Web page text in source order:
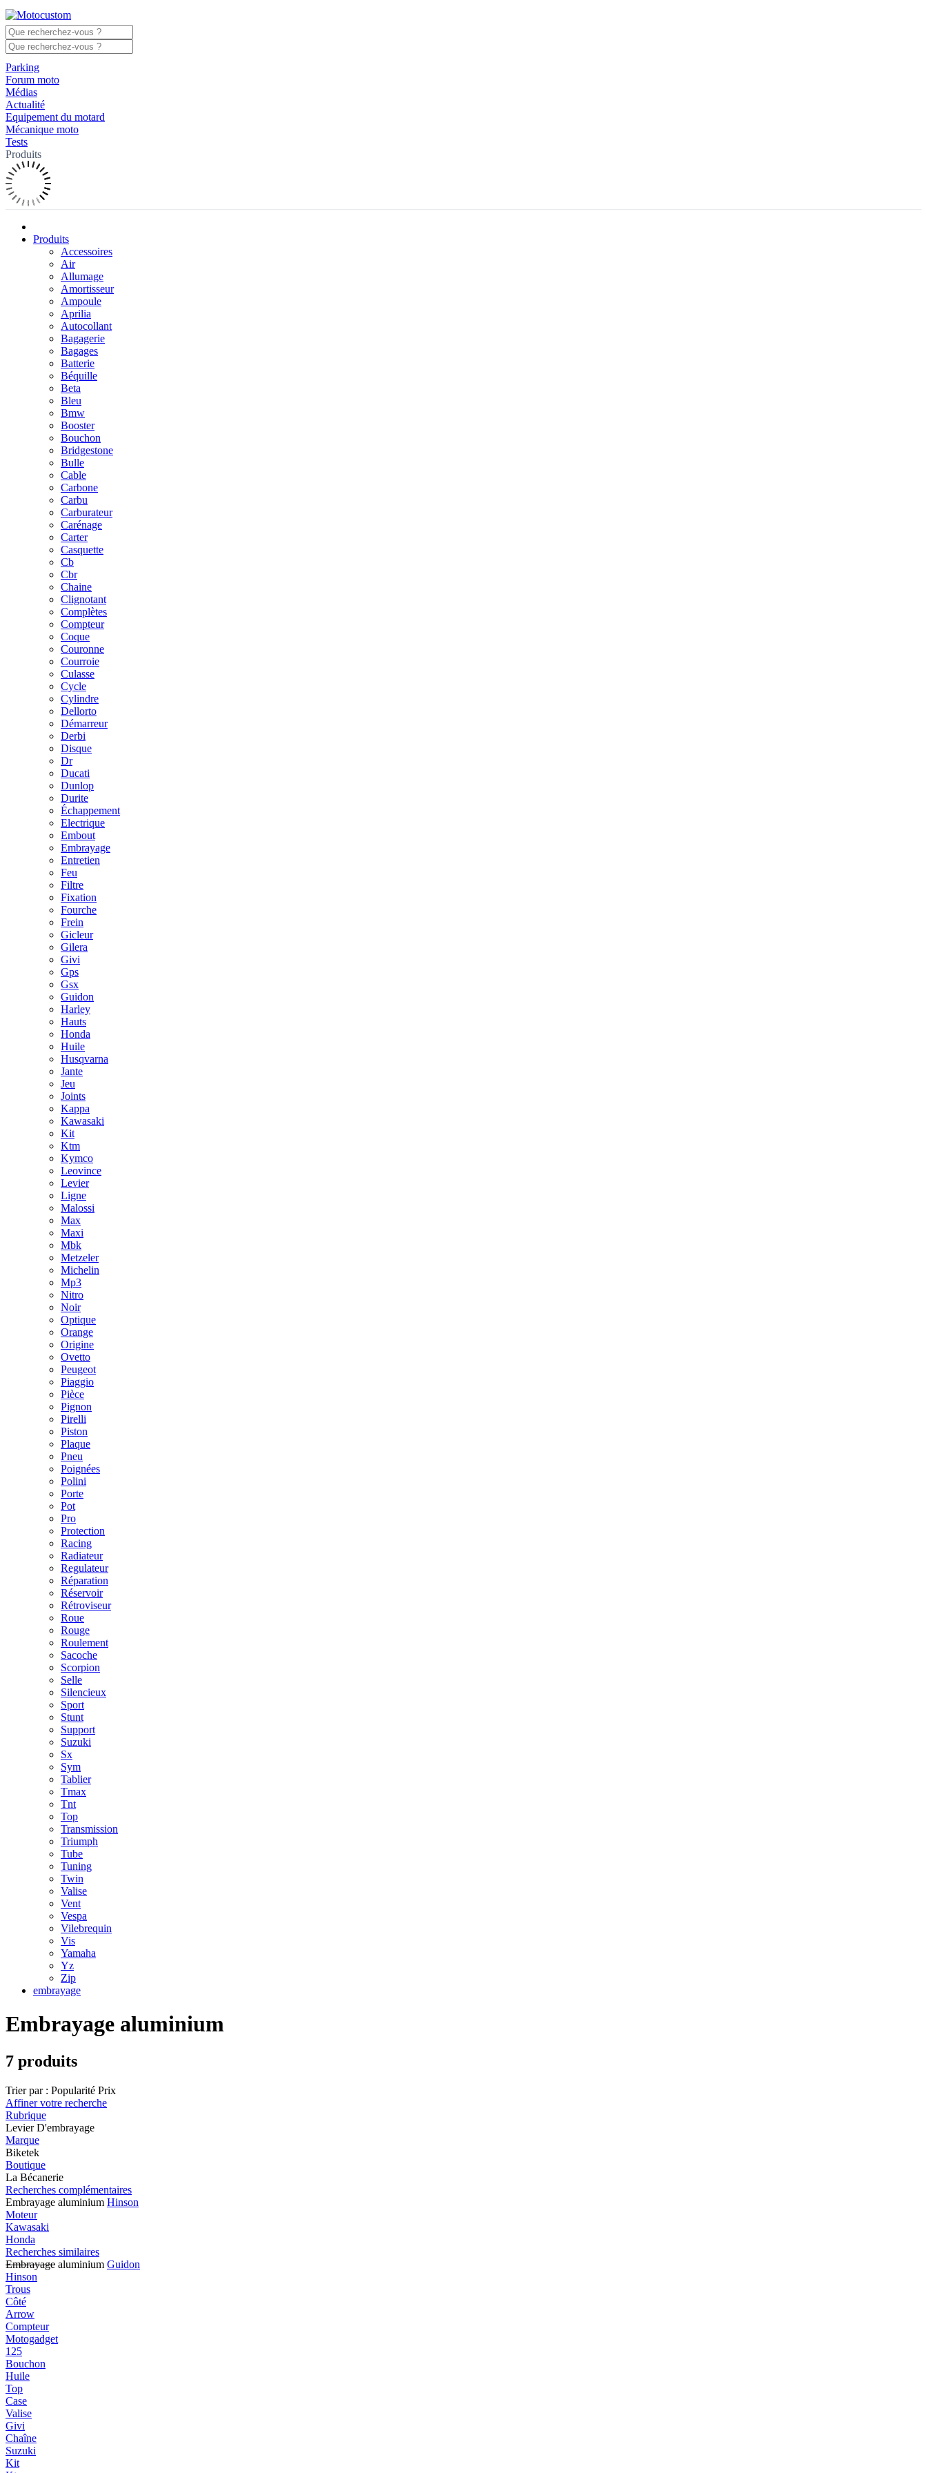
Parking
Forum moto
Médias
Actualité
Equipement du motard
Mécanique moto
Tests
Produits
Produits
Accessoires
Air
Allumage
Amortisseur
Ampoule
Aprilia
Autocollant
Bagagerie
Bagages
Batterie
Béquille
Beta
Bleu
Bmw
Booster
Bouchon
Bridgestone
Bulle
Cable
Carbone
Carbu
Carburateur
Carénage
Carter
Casquette
Cb
Cbr
Chaine
Clignotant
Complètes
Compteur
Coque
Couronne
Courroie
Culasse
Cycle
Cylindre
Dellorto
Démarreur
Derbi
Disque
Dr
Ducati
Dunlop
Durite
Échappement
Electrique
Embout
Embrayage
Entretien
Feu
Filtre
Fixation
Fourche
Frein
Gicleur
Gilera
Givi
Gps
Gsx
Guidon
Harley
Hauts
Honda
Huile
Husqvarna
Jante
Jeu
Joints
Kappa
Kawasaki
Kit
Ktm
Kymco
Leovince
Levier
Ligne
Malossi
Max
Maxi
Mbk
Metzeler
Michelin
Mp3
Nitro
Noir
Optique
Orange
Origine
Ovetto
Peugeot
Piaggio
Pièce
Pignon
Pirelli
Piston
Plaque
Pneu
Poignées
Polini
Porte
Pot
Pro
Protection
Racing
Radiateur
Regulateur
Réparation
Réservoir
Rétroviseur
Roue
Rouge
Roulement
Sacoche
Scorpion
Selle
Silencieux
Sport
Stunt
Support
Suzuki
Sx
Sym
Tablier
Tmax
Tnt
Top
Transmission
Triumph
Tube
Tuning
Twin
Valise
Vent
Vespa
Vilebrequin
Vis
Yamaha
Yz
Zip
embrayage
Embrayage aluminium
7 produits
Trier par : Popularité Prix
Affiner votre recherche
Rubrique
Levier D'embrayage
Marque
Biketek
Boutique
La Bécanerie
Recherches complémentaires
Embrayage aluminium Hinson
Moteur
Kawasaki
Honda
Recherches similaires
Embrayage aluminium Guidon
Hinson
Trous
Côté
Arrow
Compteur
Motogadget
125
Bouchon
Huile
Top
Case
Valise
Givi
Chaîne
Suzuki
Kit